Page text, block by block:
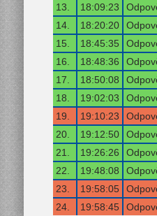
13.
18:09:23
14.
18:20:20
15.
18:45:35
16.
18:48:36
17.
18:50:08
18.
19:02:03
19.
19:10:23
20.
19:12:50
21.
19:26:26
22.
19:48:08
23.
19:58:05
24.
19:58:45